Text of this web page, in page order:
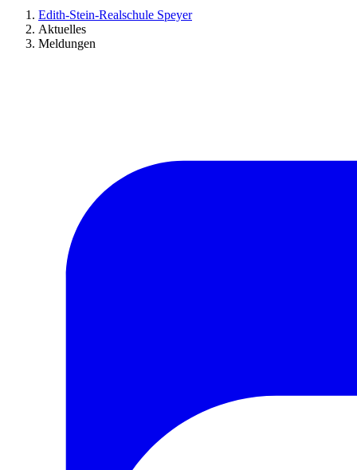
Edith-Stein-Realschule Speyer
Aktuelles
Meldungen